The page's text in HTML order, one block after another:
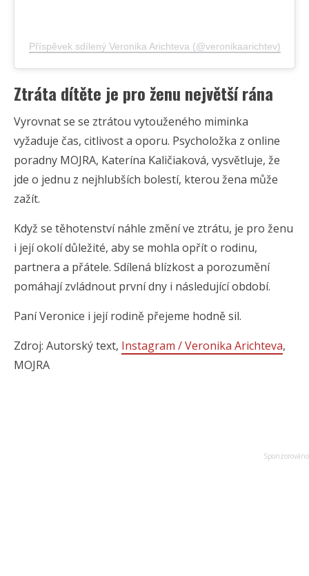
Příspěvek sdílený Veronika Arichteva (@veronikaarichtev)
Ztráta dítěte je pro ženu největší rána
Vyrovnat se se ztrátou vytouženého miminka
vyžaduje čas, citlivost a oporu. Psycholožka z online
poradny MOJRA, Katerína Kaličiaková, vysvětluje, že
jde o jednu z nejhlubších bolestí, kterou žena může
zažít.
Když se těhotenství náhle změní ve ztrátu, je pro ženu
i její okolí důležité, aby se mohla opřít o rodinu,
partnera a přátele. Sdílená blízkost a porozumění
pomáhají zvládnout první dny i následující období.
Paní Veronice i její rodině přejeme hodně sil.
Zdroj: Autorský text, Instagram / Veronika Arichteva,
MOJRA